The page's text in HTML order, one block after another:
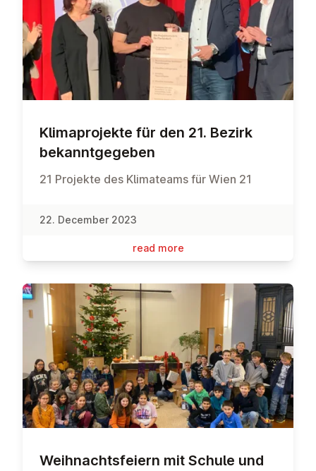
Klimapro­jekte für den 21. Bezirk
bekan­nt­gegeben
21 Projekte des Klimateams für Wien 21
22. December 2023
read more
Weih­nachts­fei­ern mit Schule und